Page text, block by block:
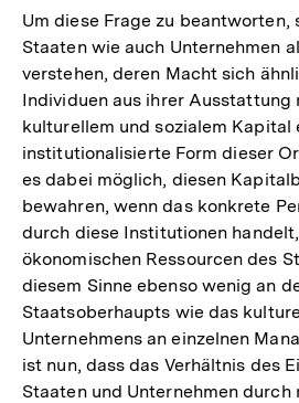
Um diese Frage zu beantworten,
Staaten wie auch Unternehmen
verstehen, deren Macht sich
Individuen aus ihrer Ausstattung
kulturellem und sozialem Kapital
institutionalisierte Form dieser
es dabei möglich, diesen
bewahren, wenn das konkrete
durch diese Institutionen
ökonomischen Ressourcen des
diesem Sinne ebenso wenig an
Staatsoberhaupts wie das
Unternehmens an einzelnen
ist nun, dass das Verhältnis des
Staaten und Unternehmen durch